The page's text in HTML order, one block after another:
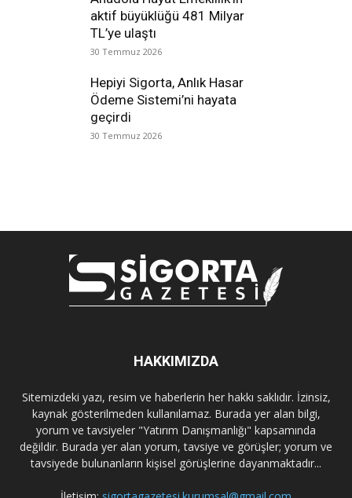
aktif büyüklüğü 481 Milyar
TL’ye ulaştı
30 Temmuz 2026
Hepiyi Sigorta, Anlık Hasar
Ödeme Sistemi’ni hayata
geçirdi
30 Temmuz 2026
HAKKIMIZDA
Sitemizdeki yazı, resim ve haberlerin her hakkı saklıdır. İzinsiz,
kaynak gösterilmeden kullanılamaz. Burada yer alan bilgi,
yorum ve tavsiyeler "Yatırım Danışmanlığı" kapsamında
değildir. Burada yer alan yorum, tavsiye ve görüşler; yorum ve
tavsiyede bulunanların kişisel görüşlerine dayanmaktadır...